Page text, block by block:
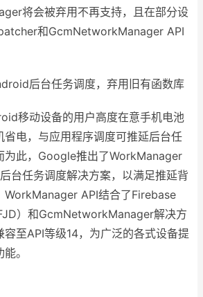
将会被弃用不再支持，且在部分设
和GcmNetworkManager API
移动设备的用户高度在意手机电池
省电，与应用程序调度可推延后台任
为此，Google推出了WorkManager
台任务调度解决方案，以满足推延背
WorkManager API结合了Firebase
）和GcmNetworkManager解决方
至API等级14，为广泛的各式设备提
。